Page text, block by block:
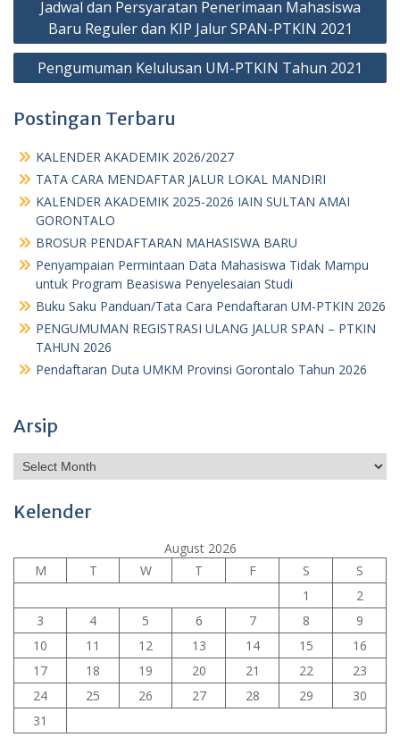
navigation
Jadwal dan Persyaratan Penerimaan Mahasiswa
Baru Reguler dan KIP Jalur SPAN-PTKIN 2021
Pengumuman Kelulusan UM-PTKIN Tahun 2021
Postingan Terbaru
KALENDER AKADEMIK 2026/2027
TATA CARA MENDAFTAR JALUR LOKAL MANDIRI
KALENDER AKADEMIK 2025-2026 IAIN SULTAN AMAI
GORONTALO
BROSUR PENDAFTARAN MAHASISWA BARU
Penyampaian Permintaan Data Mahasiswa Tidak Mampu
untuk Program Beasiswa Penyelesaian Studi
Buku Saku Panduan/Tata Cara Pendaftaran UM-PTKIN 2026
PENGUMUMAN REGISTRASI ULANG JALUR SPAN – PTKIN
TAHUN 2026
Pendaftaran Duta UMKM Provinsi Gorontalo Tahun 2026
Arsip
Archives
Kelender
August 2026
M
T W T F S
S
1
2
3
4 5 6 7 8
9
10
11 12 13 14 15
16
17
18 19 20 21 22
23
24
25 26 27 28 29
30
31